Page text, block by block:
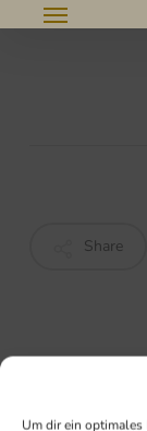
Um dir ein
Share